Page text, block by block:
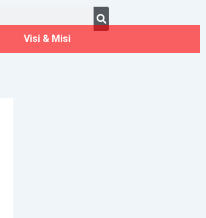
Visi & Misi